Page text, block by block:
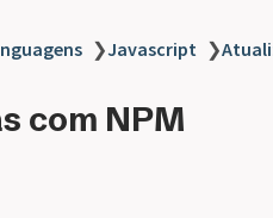
❯Javascript ❯
com NPM